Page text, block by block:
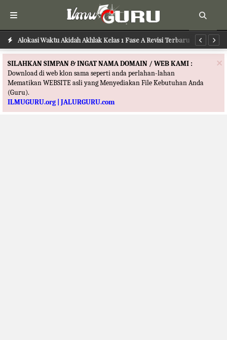
Alokasi Waktu Akidah Akhlak Kelas 1 Fase A Revisi Terbaru
Alokasi Waktu Seni Teater Kelas 1 Fase A Revisi Terbaru
×
SILAHKAN SIMPAN & INGAT NAMA DOMAIN / WEB KAMI :
Download di web klon sama seperti anda perlahan-lahan
Mematikan WEBSITE asli yang Menyediakan File Kebutuhan Anda
(Guru).
ILMUGURU.org | JALURGURU.com